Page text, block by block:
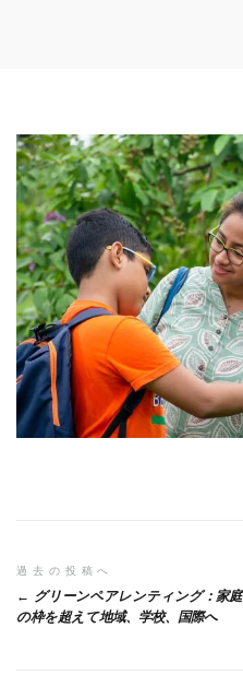
投
稿
過去の投稿へ
グリーンペアレンティング：家庭
の枠を超えて地域、学校、国際へ